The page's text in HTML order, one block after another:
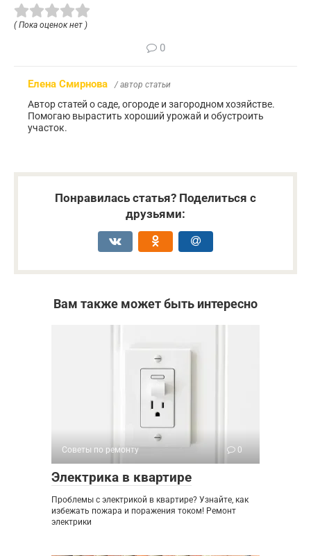
( Пока оценок нет )
0
Елена Смирнова / автор статьи
Автор статей о саде, огороде и загородном хозяйстве.
Помогаю вырастить хороший урожай и обустроить
участок.
Понравилась статья? Поделиться с
друзьями:
Вам также может быть интересно
Советы по ремонту 0
Электрика в квартире
Проблемы с электрикой в квартире? Узнайте, как
избежать пожара и поражения током! Ремонт
электрики